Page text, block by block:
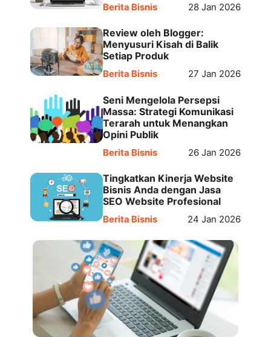
Berita Bisnis 28 Jan 2026
Review oleh Blogger:
Menyusuri Kisah di Balik
Setiap Produk
Berita Bisnis 27 Jan 2026
Seni Mengelola Persepsi
Massa: Strategi Komunikasi
Terarah untuk Menangkan
Opini Publik
Berita Bisnis 26 Jan 2026
Tingkatkan Kinerja Website
Bisnis Anda dengan Jasa
SEO Website Profesional
Berita Bisnis 24 Jan 2026